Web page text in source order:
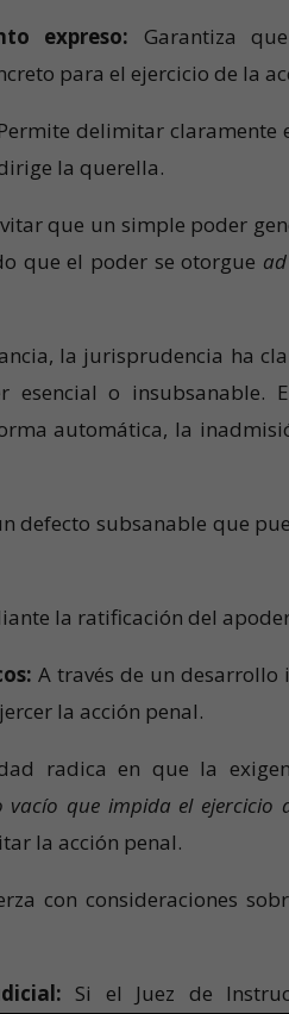
expreso: Garantiza
para el ejercicio de la
delimitar claramente
la querella.
que un simple poder
que el poder se otorgue
la jurisprudencia ha
esencial o insubsanable.
automática, la
defecto subsanable que
la ratificación del
A través de un desarrollo
la acción penal.
radica en que la
vacío que impida el ejercicio
la acción penal.
con consideraciones
Si el Juez de